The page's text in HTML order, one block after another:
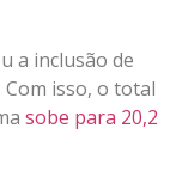
a inclusão de
isso, o total
sobe para 20,2